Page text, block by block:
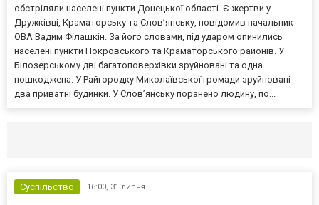
обстріляли населені пункти Донецької області. Є жертви у
Дружківці, Краматорську та Слов’янську, повідомив начальник
ОВА Вадим Філашкін. За його словами, під ударом опинились
населені пункти Покровського та Краматорського районів. У
Білозерському дві багатоповерхівки зруйновані та одна
пошкоджена. У Райгородку Миколаївської громади зруйновані
два приватні будинки. У Слов’янську поранено людину, по...
Суспільство 16:00, 31 липня